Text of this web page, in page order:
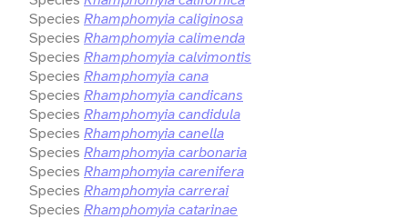
Species Rhamphomyia caliginosa
Species Rhamphomyia calimenda
Species Rhamphomyia calvimontis
Species Rhamphomyia cana
Species Rhamphomyia candicans
Species Rhamphomyia candidula
Species Rhamphomyia canella
Species Rhamphomyia carbonaria
Species Rhamphomyia carenifera
Species Rhamphomyia carrerai
Species Rhamphomyia catarinae